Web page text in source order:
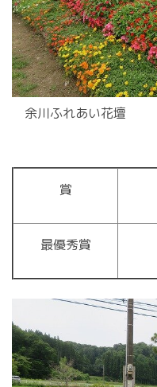
余川ふれあい花壇
賞
最優秀賞